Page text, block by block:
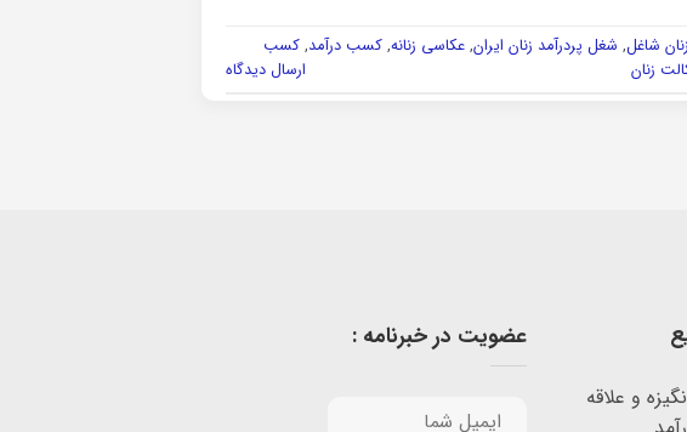
زنان شاغل, شغل پردرآمد زنان ایران,عکاسی زنانه,کسب درآمد,کسب
زنان ارسال دیدگاه
و علاقه
عضویت در خبرنامه :